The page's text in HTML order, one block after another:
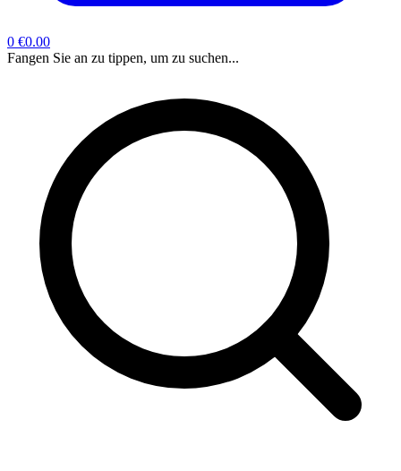
0 €0.00
Fangen Sie an zu tippen, um zu suchen...